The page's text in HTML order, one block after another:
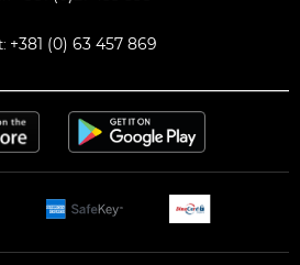
+381 (0) 63 457 869